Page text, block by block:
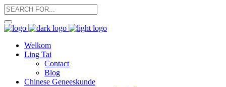
Welkom
Ling Tai
Contact
Blog
Chinese Geneeskunde